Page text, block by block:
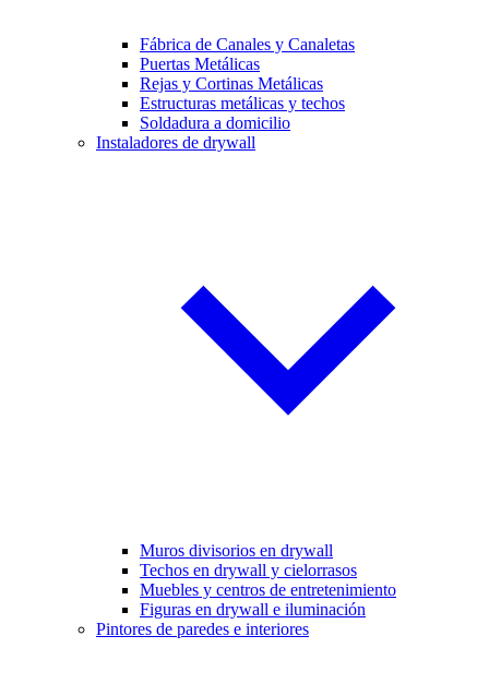
Fábrica de Canales y Canaletas
Puertas Metálicas
Rejas y Cortinas Metálicas
Estructuras metálicas y techos
Soldadura a domicilio
Instaladores de drywall
Muros divisorios en drywall
Techos en drywall y cielorrasos
Muebles y centros de entretenimiento
Figuras en drywall e iluminación
Pintores de paredes e interiores